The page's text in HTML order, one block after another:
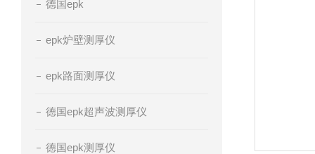
德国epk
epk炉壁测厚仪
epk路面测厚仪
德国epk超声波测厚仪
德国epk测厚仪